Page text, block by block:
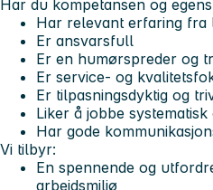
Har du kompetansen og
Har relevant erfaring fra
Er ansvarsfull
Er en humørspreder og
Er service- og
Er tilpasningsdyktig og
Liker å jobbe
Har gode
Vi tilbyr:
En spennende og
arbeidsmiljø